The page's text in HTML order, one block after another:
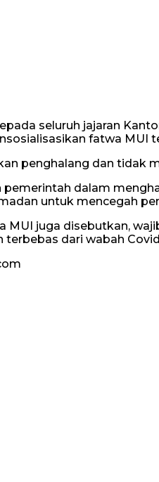
seluruh jajaran
fatwa MUI
penghalang dan tidak
dalam
untuk mencegah
juga disebutkan,
dari wabah